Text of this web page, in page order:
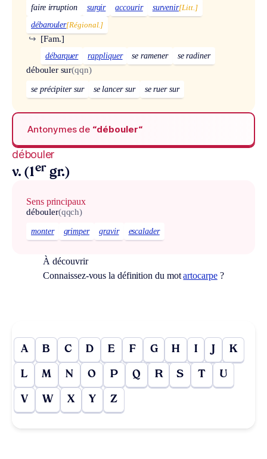
faire irruption surgir accourir survenir[Litt.]
débarouler[Régional.]
[Fam.]
↪
débarquer rappliquer se ramener se radiner
débouler sur(qqn)
se précipiter sur se lancer sur se ruer sur
Antonymes de “débouler“
débouler
v. (1er gr.)
Sens principaux
débouler(qqch)
monter grimper gravir escalader
À découvrir
Connaissez-vous la définition du motartocarpe?
A B C D E F G H I J K
L M N O P Q R S T U
V W X Y Z